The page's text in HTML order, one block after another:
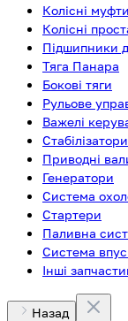
Колісні
Колісні
Підшипники
Тяга Панара
Бокові тяги
Рульове
Важелі
Приводні
Генератори
Система
Стартери
Паливна
Система
Інші
Назад